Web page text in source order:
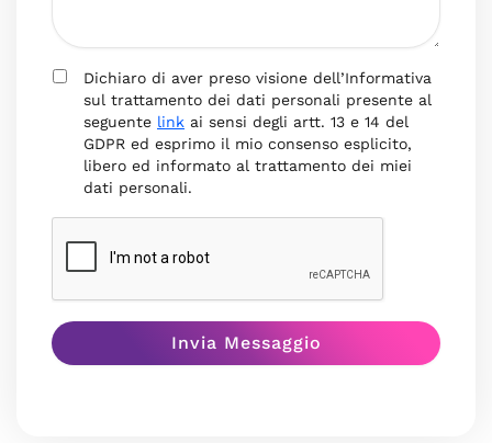
Dichiaro di aver preso visione dell’Informativa
sul trattamento dei dati personali presente al
seguente link ai sensi degli artt. 13 e 14 del
GDPR ed esprimo il mio consenso esplicito,
libero ed informato al trattamento dei miei
dati personali.